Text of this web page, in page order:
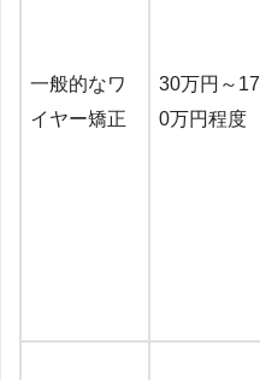
一般的なワ
イヤー矯正
30万円～17
0万円程度